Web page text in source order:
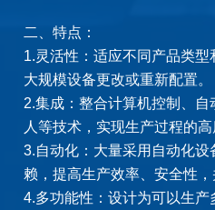
二、特点：
1.灵活性：适应不同产品类
大规模设备更改或重新配置。
2.集成：整合计算机控制、
人等技术，实现生产过程的高
3.自动化：大量采用自动化
赖，提高生产效率、安全性，
4.多功能性：设计为可以生